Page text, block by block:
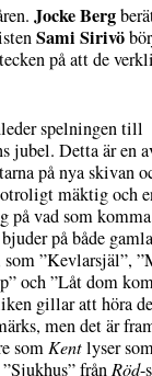
Jocke Berg
Sami Sirivö
på att de
spelningen till
jubel. Detta är en
på nya skivan
mäktig och
på vad som
på både
som ”Kevlarsjäl”,
och ”Låt dom
gillar att höra
men det är
som Kentlyser
från Röd-